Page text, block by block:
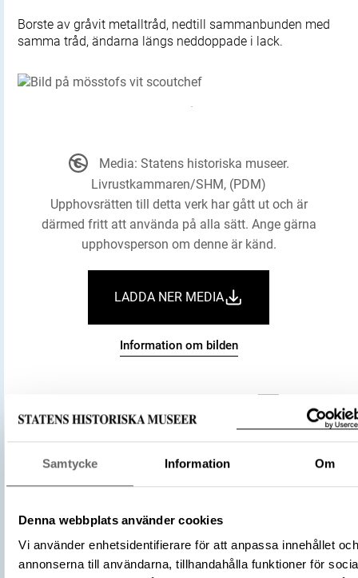
Samtycke Information Om
Denna webbplats använder cookies
Vi använder enhetsidentifierare för att anpassa innehållet och
annonserna till användarna, tillhandahålla funktioner för
Borste av gråvit metalltråd, nedtill sammanbunden med
samma tråd, ändarna längs neddoppade i lack.
Storlek
Vikt 4 g
Antal
1
1939
Media: Statens historiska museer.
Livrustkammaren/SHM, (PDM)
Upphovsrätten till detta verk har gått ut och är
därmed fritt att använda på alla sätt. Ange gärna
upphovsperson om denne är känd.
LADDA NER MEDIA
Information om bilden